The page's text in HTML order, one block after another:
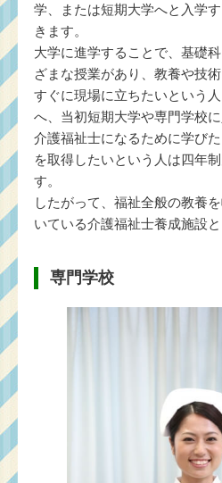
学、または短期大学へと入学
きます。
大学に進学することで、基礎
ざまな授業があり、教養や技
すぐに現場に立ちたいという
へ、当初短期大学や専門学校
介護福祉士になるために学び
を取得したいという人は四年
す。
したがって、福祉全般の教養
いている介護福祉士養成施設と
専門学校